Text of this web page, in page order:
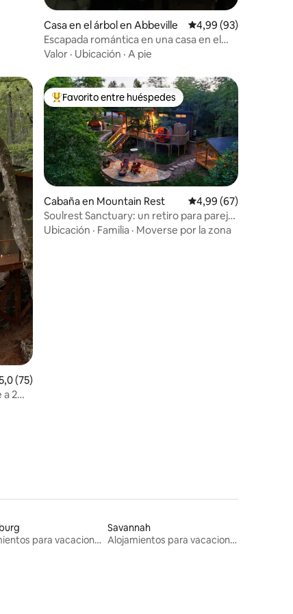
Casa en el árbol en Abbeville Calificación
4,99 (93)
Escapada romántica en una casa en el
árbol con jacuzzi privado
Valor · Ubicación · A pie
promedio: 5,0 de 5. 75 evaluaciones
(75)
a 2
Favorito entre los huéspedes más destacados
Favorito entre huéspedes
Cabaña en Mountain Rest Calificación
4,99 (67)
Soulrest Sanctuary: un retiro para parejas
con sauna y jacuzzi
Ubicación · Familia · Moverse por la zona
Alojamientos para vacaciones
Savannah
Alojamientos para vacaciones